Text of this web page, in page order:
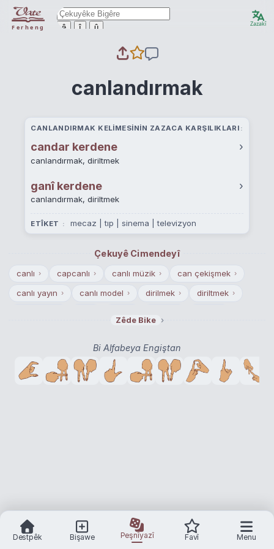
Ferheng ê î û Zazakî
canlandırmak
CANLANDIRMAK KELIMESININ ZAZACA KARŞILIKLARI
candar kerdene ›
canlandırmak, diriltmek
ganî kerdene ›
canlandırmak, diriltmek
ETÎKET mecaz | tıp | sinema | televizyon
Çekuyê Cimendeyî
canlı › capcanlı › canlı müzik › can çekişmek ›
canlı yayın › canlı model › dirilmek › diriltmek ›
Zêde Bike ›
Bi Alfabeya Engiştan
Destpêk Bişawe Peşnîyazî Favî Menu